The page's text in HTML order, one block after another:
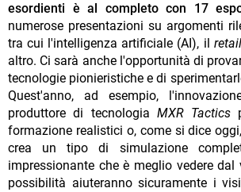
esordienti è al completo con 17
numerose presentazioni su argomenti
tra cui l'intelligenza artificiale (AI), il retail
altro. Ci sarà anche l'opportunità di
tecnologie pionieristiche e di
Quest'anno, ad esempio,
produttore di tecnologia MXR Tactics
formazione realistici o, come si dice
crea un tipo di simulazione
impressionante che è meglio vedere dal
possibilità aiuteranno sicuramente i